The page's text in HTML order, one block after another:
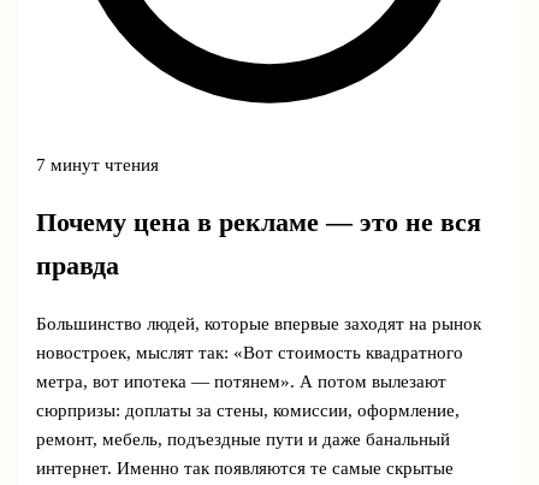
7 минут чтения
Почему цена в рекламе — это не вся
правда
Большинство людей, которые впервые заходят на рынок
новостроек, мыслят так: «Вот стоимость квадратного
метра, вот ипотека — потянем». А потом вылезают
сюрпризы: доплаты за стены, комиссии, оформление,
ремонт, мебель, подъездные пути и даже банальный
интернет. Именно так появляются те самые скрытые